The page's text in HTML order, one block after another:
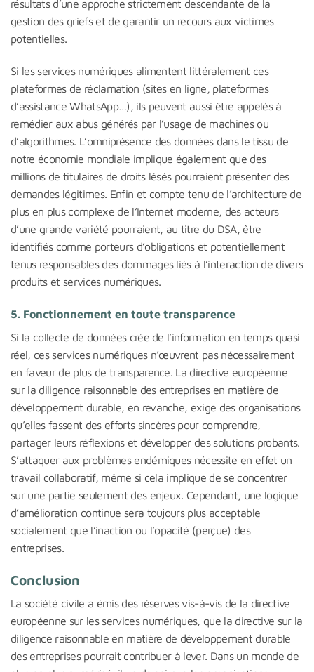
résultats d’une approche strictement descendante de la
gestion des griefs et de garantir un recours aux victimes
potentielles.
Si les services numériques alimentent littéralement ces
plateformes de réclamation (sites en ligne, plateformes
d’assistance WhatsApp…), ils peuvent aussi être appelés à
remédier aux abus générés par l’usage de machines ou
d’algorithmes. L’omniprésence des données dans le tissu de
notre économie mondiale implique également que des
millions de titulaires de droits lésés pourraient présenter des
demandes légitimes. Enfin et compte tenu de l’architecture de
plus en plus complexe de l’Internet moderne, des acteurs
d’une grande variété pourraient, au titre du DSA, être
identifiés comme porteurs d’obligations et potentiellement
tenus responsables des dommages liés à l’interaction de divers
produits et services numériques.
5. Fonctionnement en toute transparence
Si la collecte de données crée de l’information en temps quasi
réel, ces services numériques n’œuvrent pas nécessairement
en faveur de plus de transparence. La directive européenne
sur la diligence raisonnable des entreprises en matière de
développement durable, en revanche, exige des organisations
qu’elles fassent des efforts sincères pour comprendre,
partager leurs réflexions et développer des solutions probants.
S’attaquer aux problèmes endémiques nécessite en effet un
travail collaboratif, même si cela implique de se concentrer
sur une partie seulement des enjeux. Cependant, une logique
d’amélioration continue sera toujours plus acceptable
socialement que l’inaction ou l’opacité (perçue) des
entreprises.
Conclusion
La société civile a émis des réserves vis-à-vis de la directive
européenne sur les services numériques, que la directive sur la
diligence raisonnable en matière de développement durable
des entreprises pourrait contribuer à lever. Dans un monde de